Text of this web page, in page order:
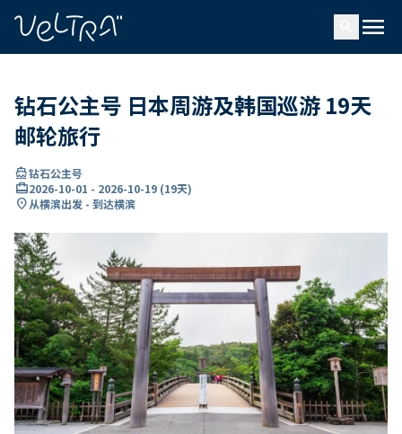
menu
钻石公主号 日本周游及韩国巡游 19天
邮轮旅行
directions_boat钻石公主号
card_travel2026-10-01 - 2026-10-19 (19天)
location_on从横滨出发 - 到达横滨